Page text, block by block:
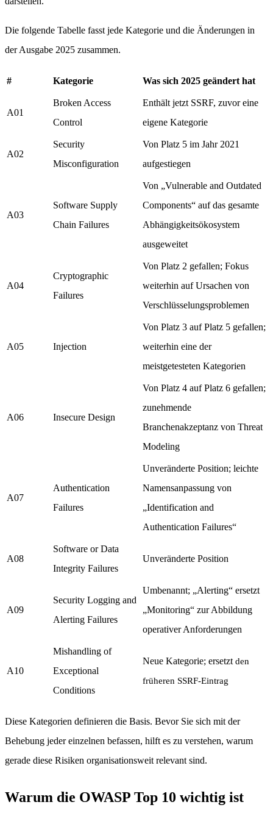
Die folgende Tabelle fasst jede Kategorie und die Änderungen in
der Ausgabe 2025 zusammen.
# Kategorie Was sich 2025 geändert hat
A01
Broken Access
Control
Enthält jetzt SSRF, zuvor eine
eigene Kategorie
A02
Security
Misconfiguration
Von Platz 5 im Jahr 2021
aufgestiegen
A03
Software Supply
Chain Failures
Von „Vulnerable and Outdated
Components“ auf das gesamte
Abhängigkeitsökosystem
ausgeweitet
A04
Cryptographic
Failures
Von Platz 2 gefallen; Fokus
weiterhin auf Ursachen von
Verschlüsselungsproblemen
A05 Injection
Von Platz 3 auf Platz 5 gefallen;
weiterhin eine der
meistgetesteten Kategorien
A06 Insecure Design
Von Platz 4 auf Platz 6 gefallen;
zunehmende
Branchenakzeptanz von Threat
Modeling
A07
Authentication
Failures
Unveränderte Position; leichte
Namensanpassung von
„Identification and
Authentication Failures“
A08
Software or Data
Integrity Failures
Unveränderte Position
A09
Security Logging and
Alerting Failures
Umbenannt; „Alerting“ ersetzt
„Monitoring“ zur Abbildung
operativer Anforderungen
A10
Mishandling of
Exceptional
Conditions
Neue Kategorie; ersetzt den
früheren SSRF-Eintrag
Diese Kategorien definieren die Basis. Bevor Sie sich mit der
Behebung jeder einzelnen befassen, hilft es zu verstehen, warum
gerade diese Risiken organisationsweit relevant sind.
Warum die OWASP Top 10 wichtig ist